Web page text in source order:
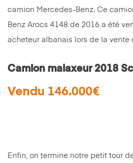
camion Mercedes-Benz. Ce
Benz Arocs 4148 de 2016 a été
acheteur albanais lors de la vente
Camion malaxeur 2018
Vendu 146.000€
Enfin, on termine notre petit tour